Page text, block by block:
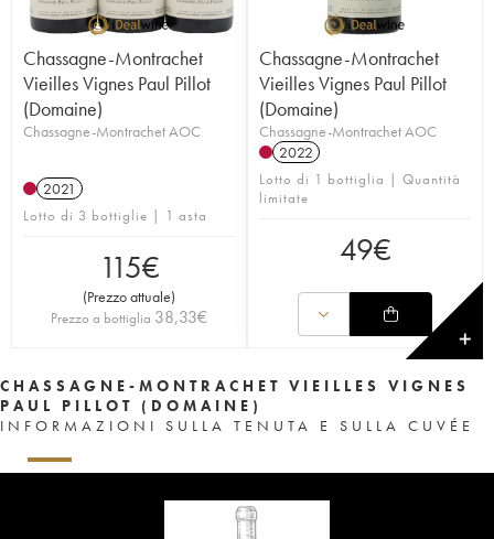
Chassagne-Montrachet
Vieilles Vignes Paul Pillot
(Domaine)
Chassagne-Montrachet AOC
2021
Lotto di 3 bottiglie | 1 asta
115€
(Prezzo attuale)
Prezzo a bottiglia 38,33€
Chassagne-Montrachet
Vieilles Vignes Paul Pillot
(Domaine)
Chassagne-Montrachet AOC
2022
Lotto di 1 bottiglia | Quantità
limitate
49€
✕
CHASSAGNE-MONTRACHET VIEILLES VIGNES
PAUL PILLOT (DOMAINE)
INFORMAZIONI SULLA TENUTA E SULLA CUVÉE